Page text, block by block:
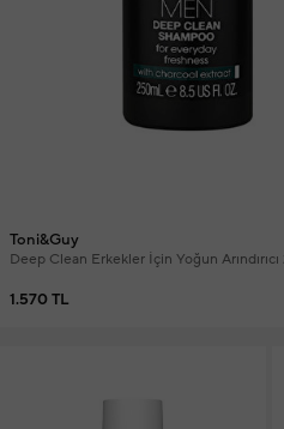
Toni&Guy
Deep Clean Erkekler İçin Yoğun
1.570 TL